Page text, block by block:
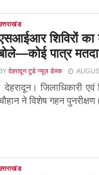
शिविरों का
पात्र
देहरादून टुडे न्यूज़ डेस्क
देहरादून। जिलाधिकारी एवं
ने विशेष गहन